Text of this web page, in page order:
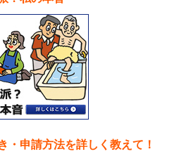
申請方法を詳しく教えて！